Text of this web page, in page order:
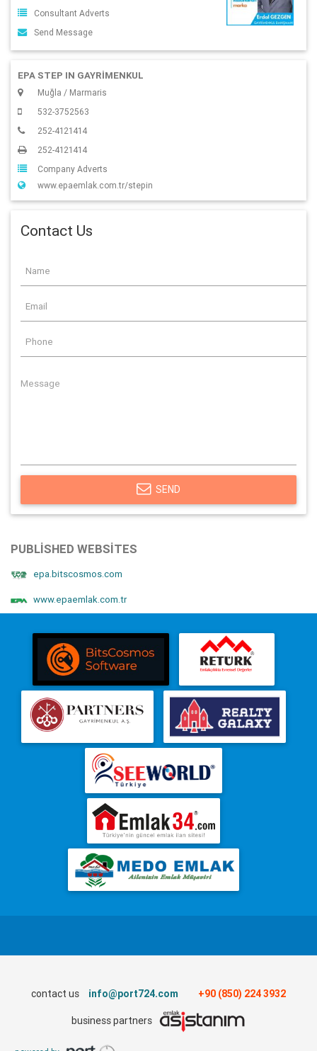
Consultant Adverts
Send Message
EPA STEP IN GAYRİMENKUL
Muğla / Marmaris
532-3752563
252-4121414
252-4121414
Company Adverts
www.epaemlak.com.tr/stepin
Contact Us
SEND
PUBLISHED WEBSITES
epa.bitscosmos.com
www.epaemlak.com.tr
contact us info@port724.com +90 (850) 224 3932
business partners